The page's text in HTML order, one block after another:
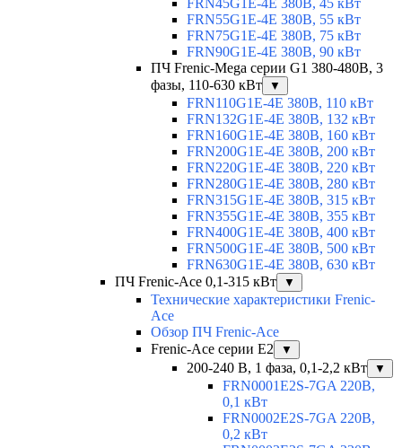
FRN45G1E-4E 380В, 45 кВт
FRN55G1E-4E 380В, 55 кВт
FRN75G1E-4E 380В, 75 кВт
FRN90G1E-4E 380В, 90 кВт
ПЧ Frenic-Mega серии G1 380-480В, 3
фазы, 110-630 кВт
▼
FRN110G1E-4E 380В, 110 кВт
FRN132G1E-4E 380В, 132 кВт
FRN160G1E-4E 380В, 160 кВт
FRN200G1E-4E 380В, 200 кВт
FRN220G1E-4E 380В, 220 кВт
FRN280G1E-4E 380В, 280 кВт
FRN315G1E-4E 380В, 315 кВт
FRN355G1E-4E 380В, 355 кВт
FRN400G1E-4E 380В, 400 кВт
FRN500G1E-4E 380В, 500 кВт
FRN630G1E-4E 380В, 630 кВт
ПЧ Frenic-Ace 0,1-315 кВт
▼
Технические характеристики Frenic-
Ace
Обзор ПЧ Frenic-Ace
Frenic-Ace серии E2
▼
200-240 В, 1 фаза, 0,1-2,2 кВт ▼
FRN0001E2S-7GA 220В,
0,1 кВт
FRN0002E2S-7GA 220В,
0,2 кВт